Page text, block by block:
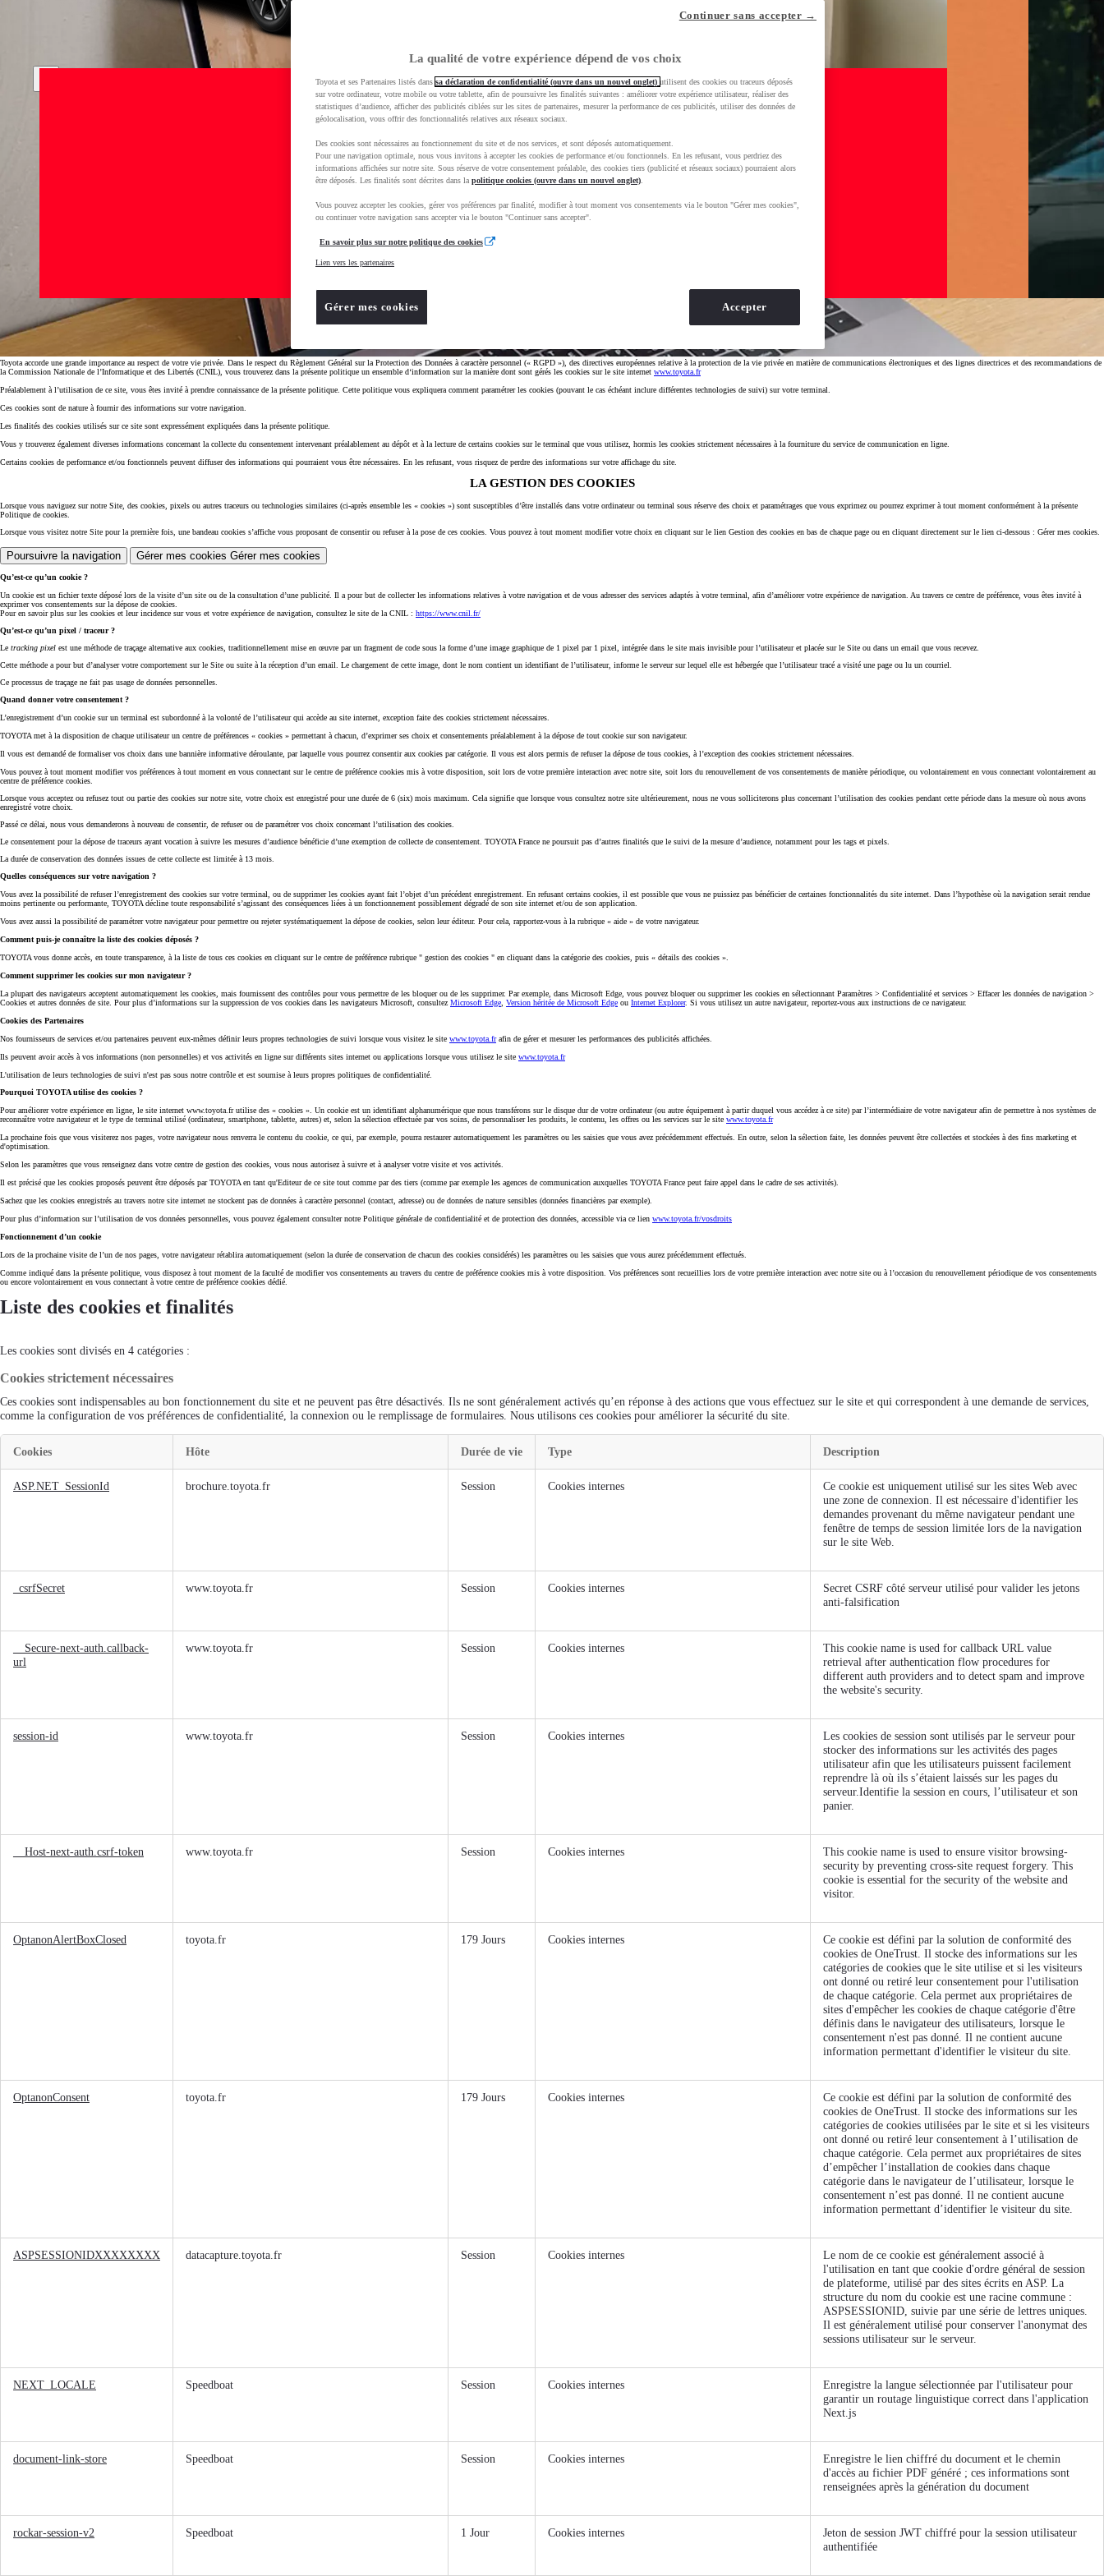
Nouvelle Yaris Cross
HYBRIDE
Disponible prochainement
Rachat de véhicule toute marque
Toyota Charging
Toyota accorde une grande importance au respect de votre vie privée. Dans le respect du Règlement Général sur la Protection des Données à caractère personnel (« RGPD »), des directives européennes relative à la protection de la vie privée en matière de communications électroniques et des lignes directrices et des recommandations de
la Commission Nationale de l’Informatique et des Libertés (CNIL), vous trouverez dans la présente politique un ensemble d‘information sur la manière dont sont gérés les cookies sur le site internet www.toyota.fr
Préalablement à l’utilisation de ce site, vous êtes invité à prendre connaissance de la présente politique. Cette politique vous expliquera comment paramétrer les cookies (pouvant le cas échéant inclure différentes technologies de suivi) sur votre terminal.
Ces cookies sont de nature à fournir des informations sur votre navigation.
Les finalités des cookies utilisés sur ce site sont expressément expliquées dans la présente politique.
Vous y trouverez également diverses informations concernant la collecte du consentement intervenant préalablement au dépôt et à la lecture de certains cookies sur le terminal que vous utilisez, hormis les cookies strictement nécessaires à la fourniture du service de communication en ligne.
Certains cookies de performance et/ou fonctionnels peuvent diffuser des informations qui pourraient vous être nécessaires. En les refusant, vous risquez de perdre des informations sur votre affichage du site.
LA GESTION DES COOKIES
Lorsque vous naviguez sur notre Site, des cookies, pixels ou autres traceurs ou technologies similaires (ci-après ensemble les « cookies ») sont susceptibles d’être installés dans votre ordinateur ou terminal sous réserve des choix et paramétrages que vous exprimez ou pourrez exprimer à tout moment conformément à la présente
Politique de cookies.
Lorsque vous visitez notre Site pour la première fois, une bandeau cookies s’affiche vous proposant de consentir ou refuser à la pose de ces cookies. Vous pouvez à tout moment modifier votre choix en cliquant sur le lien Gestion des cookies en bas de chaque page ou en cliquant directement sur le lien ci-dessous : Gérer mes cookies.
Poursuivre la navigation Gérer mes cookies Gérer mes cookies
Qu’est-ce qu’un cookie ?
Un cookie est un fichier texte déposé lors de la visite d’un site ou de la consultation d’une publicité. Il a pour but de collecter les informations relatives à votre navigation et de vous adresser des services adaptés à votre terminal, afin d’améliorer votre expérience de navigation. Au travers ce centre de préférence, vous êtes invité à
exprimer vos consentements sur la dépose de cookies.
Pour en savoir plus sur les cookies et leur incidence sur vous et votre expérience de navigation, consultez le site de la CNIL : https://www.cnil.fr/
Qu’est-ce qu’un pixel / traceur ?
Le tracking pixel est une méthode de traçage alternative aux cookies, traditionnellement mise en œuvre par un fragment de code sous la forme d’une image graphique de 1 pixel par 1 pixel, intégrée dans le site mais invisible pour l’utilisateur et placée sur le Site ou dans un email que vous recevez.
Cette méthode a pour but d’analyser votre comportement sur le Site ou suite à la réception d’un email. Le chargement de cette image, dont le nom contient un identifiant de l’utilisateur, informe le serveur sur lequel elle est hébergée que l’utilisateur tracé a visité une page ou lu un courriel.
Ce processus de traçage ne fait pas usage de données personnelles.
Quand donner votre consentement ?
L’enregistrement d’un cookie sur un terminal est subordonné à la volonté de l’utilisateur qui accède au site internet, exception faite des cookies strictement nécessaires.
TOYOTA met à la disposition de chaque utilisateur un centre de préférences « cookies » permettant à chacun, d’exprimer ses choix et consentements préalablement à la dépose de tout cookie sur son navigateur.
Il vous est demandé de formaliser vos choix dans une bannière informative déroulante, par laquelle vous pourrez consentir aux cookies par catégorie. Il vous est alors permis de refuser la dépose de tous cookies, à l’exception des cookies strictement nécessaires.
Vous pouvez à tout moment modifier vos préférences à tout moment en vous connectant sur le centre de préférence cookies mis à votre disposition, soit lors de votre première interaction avec notre site, soit lors du renouvellement de vos consentements de manière périodique, ou volontairement en vous connectant volontairement au
centre de préférence cookies.
Lorsque vous acceptez ou refusez tout ou partie des cookies sur notre site, votre choix est enregistré pour une durée de 6 (six) mois maximum. Cela signifie que lorsque vous consultez notre site ultérieurement, nous ne vous solliciterons plus concernant l’utilisation des cookies pendant cette période dans la mesure où nous avons
enregistré votre choix.
Passé ce délai, nous vous demanderons à nouveau de consentir, de refuser ou de paramétrer vos choix concernant l’utilisation des cookies.
Le consentement pour la dépose de traceurs ayant vocation à suivre les mesures d’audience bénéficie d’une exemption de collecte de consentement. TOYOTA France ne poursuit pas d’autres finalités que le suivi de la mesure d’audience, notamment pour les tags et pixels.
La durée de conservation des données issues de cette collecte est limitée à 13 mois.
Quelles conséquences sur votre navigation ?
Vous avez la possibilité de refuser l’enregistrement des cookies sur votre terminal, ou de supprimer les cookies ayant fait l’objet d’un précédent enregistrement. En refusant certains cookies, il est possible que vous ne puissiez pas bénéficier de certaines fonctionnalités du site internet. Dans l’hypothèse où la navigation serait rendue
moins pertinente ou performante, TOYOTA décline toute responsabilité s’agissant des conséquences liées à un fonctionnement possiblement dégradé de son site internet et/ou de son application.
Vous avez aussi la possibilité de paramétrer votre navigateur pour permettre ou rejeter systématiquement la dépose de cookies, selon leur éditeur. Pour cela, rapportez-vous à la rubrique « aide » de votre navigateur.
Comment puis-je connaître la liste des cookies déposés ?
TOYOTA vous donne accès, en toute transparence, à la liste de tous ces cookies en cliquant sur le centre de préférence rubrique " gestion des cookies " en cliquant dans la catégorie des cookies, puis « détails des cookies ».
Comment supprimer les cookies sur mon navigateur ?
La plupart des navigateurs acceptent automatiquement les cookies, mais fournissent des contrôles pour vous permettre de les bloquer ou de les supprimer. Par exemple, dans Microsoft Edge, vous pouvez bloquer ou supprimer les cookies en sélectionnant Paramètres > Confidentialité et services > Effacer les données de navigation >
Cookies et autres données de site. Pour plus d’informations sur la suppression de vos cookies dans les navigateurs Microsoft, consultez Microsoft Edge Version héritée de Microsoft Edge ou Internet Explorer. Si vous utilisez un autre navigateur, reportez-vous aux instructions de ce navigateur.
Cookies des Partenaires
Nos fournisseurs de services et/ou partenaires peuvent eux-mêmes définir leurs propres technologies de suivi lorsque vous visitez le site www.toyota.frafin de gérer et mesurer les performances des publicités affichées.
Ils peuvent avoir accès à vos informations (non personnelles) et vos activités en ligne sur différents sites internet ou applications lorsque vous utilisez le site www.toyota.fr
L'utilisation de leurs technologies de suivi n'est pas sous notre contrôle et est soumise à leurs propres politiques de confidentialité.
Pourquoi TOYOTA utilise des cookies ?
Pour améliorer votre expérience en ligne, le site internet www.toyota.fr utilise des « cookies ». Un cookie est un identifiant alphanumérique que nous transférons sur le disque dur de votre ordinateur (ou autre équipement à partir duquel vous accédez à ce site) par l’intermédiaire de votre navigateur afin de permettre à nos systèmes de
reconnaître votre navigateur et le type de terminal utilisé (ordinateur, smartphone, tablette, autres) et, selon la sélection effectuée par vos soins, de personnaliser les produits, le contenu, les offres ou les services sur le site www.toyota.fr
La prochaine fois que vous visiterez nos pages, votre navigateur nous renverra le contenu du cookie, ce qui, par exemple, pourra restaurer automatiquement les paramètres ou les saisies que vous avez précédemment effectués. En outre, selon la sélection faite, les données peuvent être collectées et stockées à des fins marketing et
d'optimisation.
Selon les paramètres que vous renseignez dans votre centre de gestion des cookies, vous nous autorisez à suivre et à analyser votre visite et vos activités.
Il est précisé que les cookies proposés peuvent être déposés par TOYOTA en tant qu'Editeur de ce site tout comme par des tiers (comme par exemple les agences de communication auxquelles TOYOTA France peut faire appel dans le cadre de ses activités).
Sachez que les cookies enregistrés au travers notre site internet ne stockent pas de données à caractère personnel (contact, adresse) ou de données de nature sensibles (données financières par exemple).
Pour plus d’information sur l’utilisation de vos données personnelles, vous pouvez également consulter notre Politique générale de confidentialité et de protection des données, accessible via ce lien www.toyota.fr/vosdroits
Fonctionnement d’un cookie
Lors de la prochaine visite de l’un de nos pages, votre navigateur rétablira automatiquement (selon la durée de conservation de chacun des cookies considérés) les paramètres ou les saisies que vous aurez précédemment effectués.
Comme indiqué dans la présente politique, vous disposez à tout moment de la faculté de modifier vos consentements au travers du centre de préférence cookies mis à votre disposition. Vos préférences sont recueillies lors de votre première interaction avec notre site ou à l’occasion du renouvellement périodique de vos consentements
ou encore volontairement en vous connectant à votre centre de préférence cookies dédié.
Liste des cookies et finalités
Les cookies sont divisés en 4 catégories :
Cookies strictement nécessaires
Ces cookies sont indispensables au bon fonctionnement du site et ne peuvent pas être désactivés. Ils ne sont généralement activés qu’en réponse à des actions que vous effectuez sur le site et qui correspondent à une demande de services,
comme la configuration de vos préférences de confidentialité, la connexion ou le remplissage de formulaires. Nous utilisons ces cookies pour améliorer la sécurité du site.
strictement
Cookies Hôte Durée de vie Type Description
ASP.NET_SessionId brochure.toyota.fr Session Cookies internes
Ce cookie est uniquement utilisé sur les sites Web avec
une zone de connexion. Il est nécessaire d'identifier les
demandes provenant du même navigateur pendant une
fenêtre de temps de session limitée lors de la navigation
sur le site Web.
_csrfSecret www.toyota.fr Session Cookies internes
Secret CSRF côté serveur utilisé pour valider les jetons
anti-falsification
__Secure-next-auth.callback-
url
www.toyota.fr Session Cookies internes
This cookie name is used for callback URL value
retrieval after authentication flow procedures for
different auth providers and to detect spam and improve
the website's security.
session-id www.toyota.fr Session Cookies internes
Les cookies de session sont utilisés par le serveur pour
stocker des informations sur les activités des pages
utilisateur afin que les utilisateurs puissent facilement
reprendre là où ils s’étaient laissés sur les pages du
serveur.Identifie la session en cours, l’utilisateur et son
panier.
__Host-next-auth.csrf-token www.toyota.fr Session Cookies internes
This cookie name is used to ensure visitor browsing-
security by preventing cross-site request forgery. This
cookie is essential for the security of the website and
visitor.
OptanonAlertBoxClosed toyota.fr 179 Jours Cookies internes
Ce cookie est défini par la solution de conformité des
cookies de OneTrust. Il stocke des informations sur les
catégories de cookies que le site utilise et si les visiteurs
ont donné ou retiré leur consentement pour l'utilisation
de chaque catégorie. Cela permet aux propriétaires de
sites d'empêcher les cookies de chaque catégorie d'être
définis dans le navigateur des utilisateurs, lorsque le
consentement n'est pas donné. Il ne contient aucune
information permettant d'identifier le visiteur du site.
OptanonConsent toyota.fr 179 Jours Cookies internes
Ce cookie est défini par la solution de conformité des
cookies de OneTrust. Il stocke des informations sur les
catégories de cookies utilisées par le site et si les visiteurs
ont donné ou retiré leur consentement à l’utilisation de
chaque catégorie. Cela permet aux propriétaires de sites
d’empêcher l’installation de cookies dans chaque
catégorie dans le navigateur de l’utilisateur, lorsque le
consentement n’est pas donné. Il ne contient aucune
information permettant d’identifier le visiteur du site.
ASPSESSIONIDXXXXXXXX datacapture.toyota.fr Session Cookies internes
Le nom de ce cookie est généralement associé à
l'utilisation en tant que cookie d'ordre général de session
de plateforme, utilisé par des sites écrits en ASP. La
structure du nom du cookie est une racine commune :
ASPSESSIONID, suivie par une série de lettres uniques.
Il est généralement utilisé pour conserver l'anonymat des
sessions utilisateur sur le serveur.
NEXT_LOCALE Speedboat Session Cookies internes
Enregistre la langue sélectionnée par l'utilisateur pour
garantir un routage linguistique correct dans l'application
Next.js
document-link-store Speedboat Session Cookies internes
Enregistre le lien chiffré du document et le chemin
d'accès au fichier PDF généré ; ces informations sont
renseignées après la génération du document
rockar-session-v2 Speedboat 1 Jour Cookies internes
Jeton de session JWT chiffré pour la session utilisateur
authentifiée
La qualité de votre expérience dépend de vos choix
Toyota et ses Partenaires listés dans sa déclaration de confidentialité (ouvre dans un nouvel onglet) utilisent des cookies ou traceurs déposés
sur votre ordinateur, votre mobile ou votre tablette, afin de poursuivre les finalités suivantes : améliorer votre expérience utilisateur, réaliser des
statistiques d’audience, afficher des publicités ciblées sur les sites de partenaires, mesurer la performance de ces publicités, utiliser des données de
géolocalisation, vous offrir des fonctionnalités relatives aux réseaux sociaux.
Des cookies sont nécessaires au fonctionnement du site et de nos services, et sont déposés automatiquement.
Pour une navigation optimale, nous vous invitons à accepter les cookies de performance et/ou fonctionnels. En les refusant, vous perdriez des
informations affichées sur notre site. Sous réserve de votre consentement préalable, des cookies tiers (publicité et réseaux sociaux) pourraient alors
être déposés. Les finalités sont décrites dans la politique cookies (ouvre dans un nouvel onglet)
Vous pouvez accepter les cookies, gérer vos préférences par finalité, modifier à tout moment vos consentements via le bouton "Gérer mes cookies",
ou continuer votre navigation sans accepter via le bouton "Continuer sans accepter".
En savoir plus sur notre politique des cookies
Lien vers les partenaires
Gérer mes cookies
Continuer sans accepter →
Accepter